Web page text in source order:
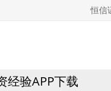
恒信
经验APP下载